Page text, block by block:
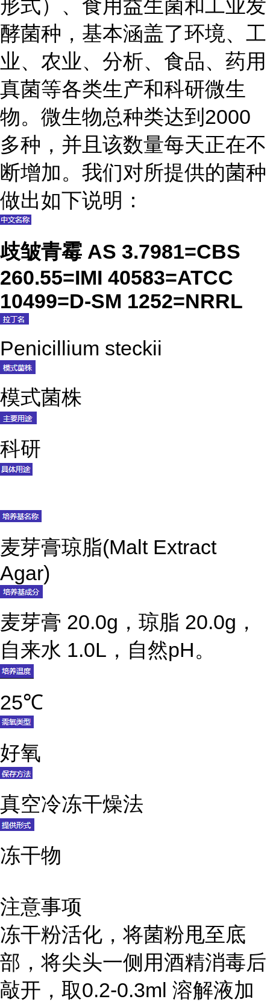
形式）、食用益生菌和工业发
酵菌种，基本涵盖了环境、工
业、农业、分析、食品、药用
真菌等各类生产和科研微生
物。微生物总种类达到2000
多种，并且该数量每天正在不
断增加。我们对所提供的菌种
做出如下说明：
歧皱青霉 AS 3.7981=CBS
260.55=IMI 40583=ATCC
10499=D-SM 1252=NRRL
Penicillium steckii
模式菌株
科研
麦芽膏琼脂(Malt Extract
Agar)
麦芽膏 20.0g，琼脂 20.0g，
自来水 1.0L，自然pH。
25℃
好氧
真空冷冻干燥法
冻干物
注意事项
冻干粉活化，将菌粉甩至底
部，将尖头一侧用酒精消毒后
敲开，取0.2-0.3ml 溶解液加